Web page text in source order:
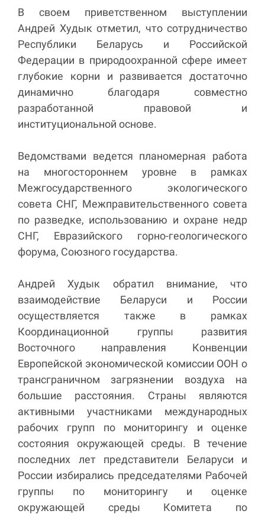
В своем приветственном выступлении
Андрей Худык отметил, что сотрудничество
Республики Беларусь и Российской
Федерации в природоохранной сфере имеет
глубокие корни и развивается достаточно
динамично благодаря совместно
разработанной правовой и
институциональной основе.
Ведомствами ведется планомерная работа
на многостороннем уровне в рамках
Межгосударственного экологического
совета СНГ, Межправительственного совета
по разведке, использованию и охране недр
СНГ, Евразийского горно-геологического
форума, Союзного государства.
Андрей Худык обратил внимание, что
взаимодействие Беларуси и России
осуществляется также в рамках
Координационной группы развития
Восточного направления Конвенции
Европейской экономической комиссии ООН о
трансграничном загрязнении воздуха на
большие расстояния. Страны являются
активными участниками международных
рабочих групп по мониторингу и оценке
состояния окружающей среды. В течение
последних лет представители Беларуси и
России избирались председателями Рабочей
группы по мониторингу и оценке
окружающей среды Комитета по